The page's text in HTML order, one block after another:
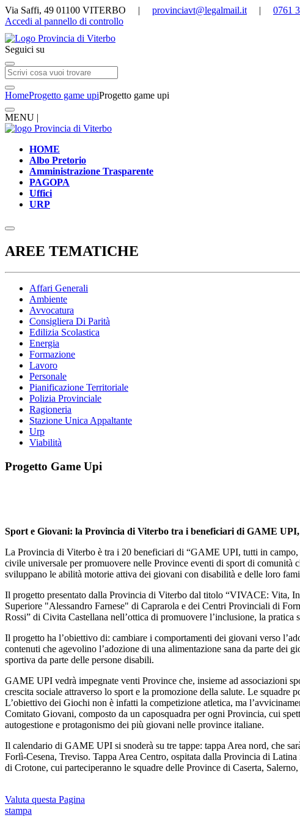
Via Saffi, 49 01100 VITERBO | provinciavt@legalmail.it | 0761
Accedi al pannello di controllo
Seguici su
HomeProgetto game upiProgetto game upi
MENU |
HOME
Albo Pretorio
Amministrazione Trasparente
PAGOPA
Uffici
URP
AREE TEMATICHE
Affari Generali
Ambiente
Avvocatura
Consigliera Di Parità
Edilizia Scolastica
Energia
Formazione
Lavoro
Personale
Pianificazione Territoriale
Polizia Provinciale
Ragioneria
Stazione Unica Appaltante
Urp
Viabilità
Progetto Game Upi
Sport e Giovani: la Provincia di Viterbo tra i beneficiari di GAME
La Provincia di Viterbo è tra i 20 beneficiari di “GAME UPI, tutti in
civile universale per promuovere nelle Province eventi di sport di comunità
sviluppano le abilità motorie attiva dei giovani con disabilità e delle loro
Il progetto presentato dalla Provincia di Viterbo dal titolo “VIVACE: Vita,
Superiore "Alessandro Farnese" di Caprarola e dei Centri Provinciali di
Rossi” di Civita Castellana nell’ottica di promuovere l’inclusione, la pratica
Il progetto ha l’obiettivo di: cambiare i comportamenti dei giovani verso
contenuti che agevolino l’adozione di una alimentazione sana da parte dei
sportiva da parte delle persone disabili.
GAME UPI vedrà impegnate venti Province che, insieme ad associazioni
crescita sociale attraverso lo sport e la promozione della salute. Le
L’obiettivo dei Giochi non è infatti la competizione atletica, ma
Comitato Giovani, composto da un caposquadra per ogni Provincia, cui
autogestione e protagonismo dei più giovani nelle province italiane.
Il calendario di GAME UPI si snoderà su tre tappe: tappa Area nord, che
Forlì-Cesena, Treviso. Tappa Area Centro, ospitata dalla Provincia di
di Crotone, cui parteciperanno le squadre delle Province di Caserta,
Valuta questa Pagina
stampa